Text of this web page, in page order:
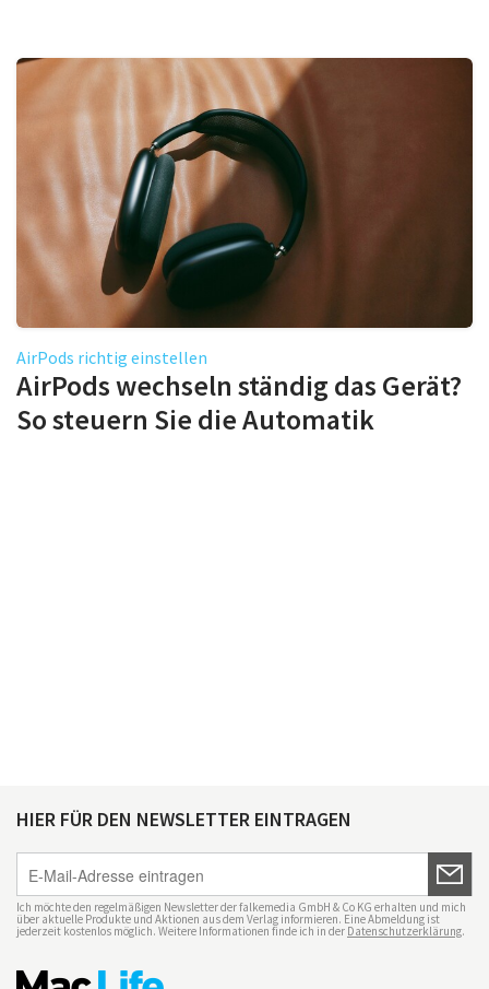
AirPods richtig einstellen
AirPods wechseln ständig das Gerät?
So steuern Sie die Automatik
HIER FÜR DEN NEWSLETTER EINTRAGEN
Ich möchte den regelmäßigen Newsletter der falkemedia GmbH & Co KG erhalten und mich
über aktuelle Produkte und Aktionen aus dem Verlag informieren. Eine Abmeldung ist
jederzeit kostenlos möglich. Weitere Informationen finde ich in der Datenschutzerklärung.